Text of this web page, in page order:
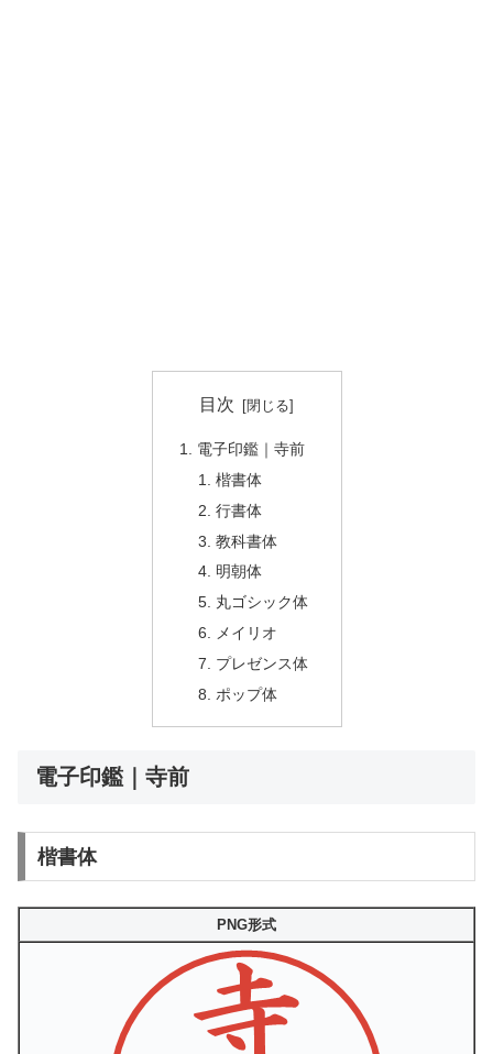
目次
電子印鑑｜寺前
楷書体
行書体
教科書体
明朝体
丸ゴシック体
メイリオ
プレゼンス体
ポップ体
電子印鑑｜寺前
楷書体
PNG形式